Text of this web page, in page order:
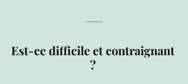
Est-ce difficile et contraignant
?